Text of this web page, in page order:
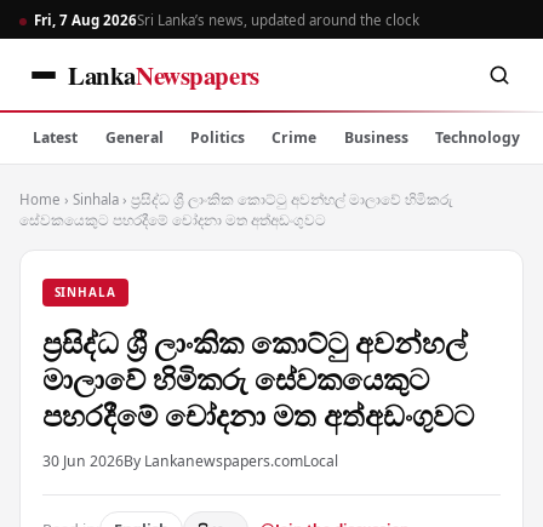
Fri, 7 Aug 2026Sri Lanka’s news, updated around the clock
LankaNewspapers
Latest General Politics Crime Business Technology
Home › Sinhala › ප්‍රසිද්ධ ශ්‍රී ලාංකික කොට්ටු අවන්හල් මාලාවේ හිමිකරු
සේවකයෙකුට පහරදීමේ චෝදනා මත අත්අඩංගුවට
SINHALA
ප්‍රසිද්ධ ශ්‍රී ලාංකික කොට්ටු අවන්හල්
මාලාවේ හිමිකරු සේවකයෙකුට
පහරදීමේ චෝදනා මත අත්අඩංගුවට
30 Jun 2026By Lankanewspapers.comLocal